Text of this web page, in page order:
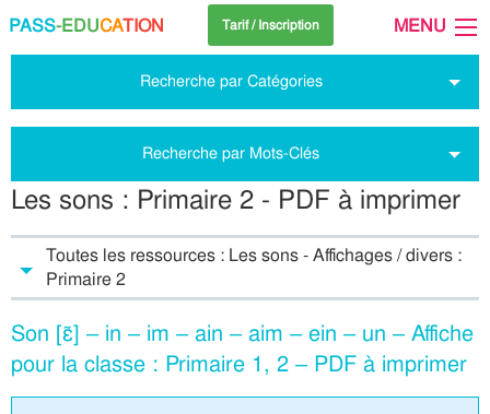
PASS-EDUCATION Tarif / Inscription MENU
Recherche par Catégories
Recherche par Mots-Clés
Les sons : Primaire 2 - PDF à imprimer
Toutes les ressources : Les sons - Affichages / divers :
Primaire 2
Son [ɛ̃] – in – im – ain – aim – ein – un – Affiche
pour la classe : Primaire 1, 2 – PDF à imprimer